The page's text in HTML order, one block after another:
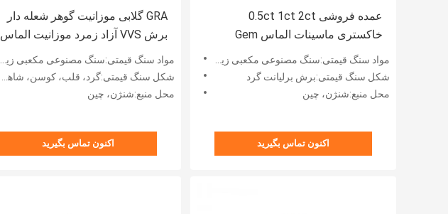
GRA گلابی موزانیت گوهر شعله دار
برش VVS آزاد زمرد موزانیت الماس
پرنسس برش موزانیت حلقه گلابی
موزانیت
مواد سنگ قیمتی:سنگ مصنوعی مکعبی زیرکونیا
شکل سنگ قیمتی:گرد، قلب، کوسن، شاهزاده خانم، اسکر، بیضی، زمرد، بیضی، گلابی و غیره
محل منبع:شنژن، چین
اکنون تماس بگیرید
عمده فروشی 0.5ct 1ct 2ct
خاکستری ماسینات الماس Gem
خاکستری رنگ بیضوی مروارید برش
گشوده حلقه عروسی moissanite
طبیعی
مواد سنگ قیمتی:سنگ مصنوعی مکعبی زیرکونیا
شکل سنگ قیمتی:برش برلیانت گرد
محل منبع:شنژن، چین
اکنون تماس بگیرید